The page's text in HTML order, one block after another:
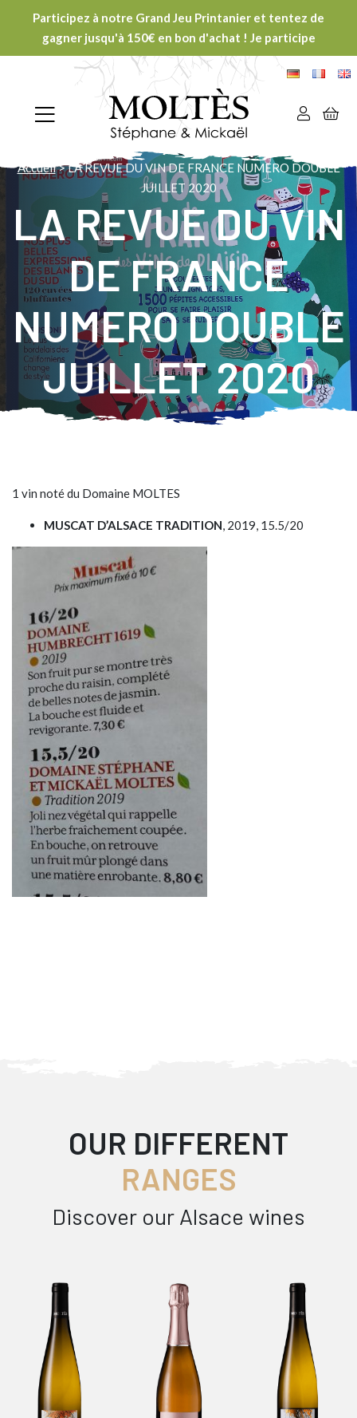
Participez à notre Grand Jeu Printanier et tentez de
gagner jusqu'à 150€ en bon d'achat ! Je participe
Accueil>LA REVUE DU VIN DE FRANCE NUMERO DOUBLE
JUILLET 2020
LA REVUE DU VIN
DE FRANCE
NUMERO DOUBLE
JUILLET 2020
1 vin noté du Domaine MOLTES
MUSCAT D’ALSACE TRADITION, 2019, 15.5/20
OUR DIFFERENT
RANGES
Discover our Alsace wines